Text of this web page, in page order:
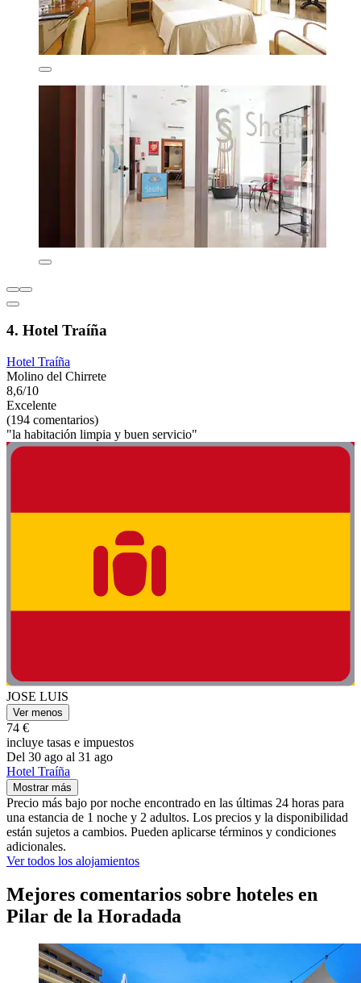
4. Hotel Traíña
Hotel Traíña
Molino del Chirrete
8,6/10
Excelente
(194 comentarios)
"la habitación limpia y buen servicio"
JOSE LUIS
Ver menos
74 €
incluye tasas e impuestos
Del 30 ago al 31 ago
Hotel Traíña
Mostrar más
Precio más bajo por noche encontrado en las últimas 24 horas para
una estancia de 1 noche y 2 adultos. Los precios y la disponibilidad
están sujetos a cambios. Pueden aplicarse términos y condiciones
adicionales.
Ver todos los alojamientos
Mejores comentarios sobre hoteles en
Pilar de la Horadada